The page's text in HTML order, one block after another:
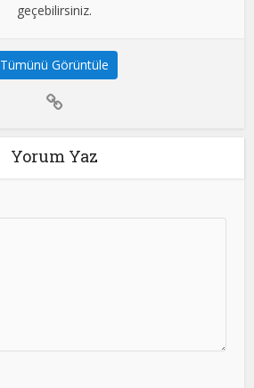
geçebilirsiniz.
Tümünü Görüntüle
Yorum Yaz